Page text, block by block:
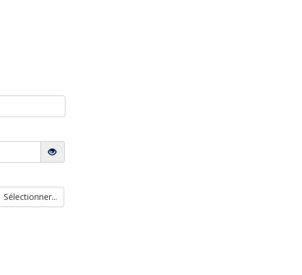
Sélectionner...